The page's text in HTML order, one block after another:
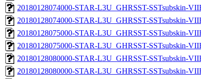
20180128074000-STAR-L3U_GHRSST-SSTsubskin-
20180128074000-STAR-L3U_GHRSST-SSTsubskin-
20180128075000-STAR-L3U_GHRSST-SSTsubskin-
20180128075000-STAR-L3U_GHRSST-SSTsubskin-
20180128080000-STAR-L3U_GHRSST-SSTsubskin-
20180128080000-STAR-L3U_GHRSST-SSTsubskin-